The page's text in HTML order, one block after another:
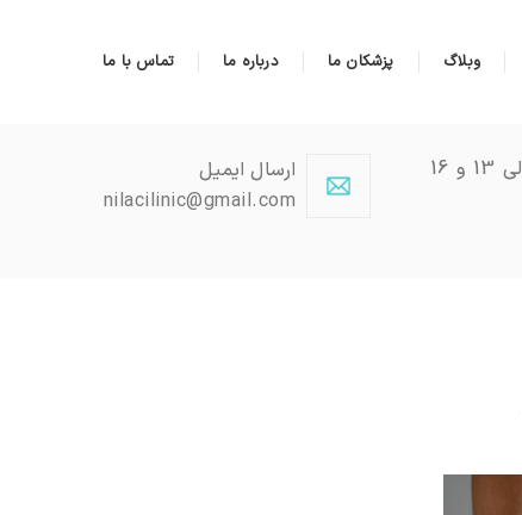
وبلاگ پزشکان ما درباره ما تماس با ما
شنبه تا چهارشنبه 9 الی 13 و 16
ارسال ایمیل
nilacilinic@gmail.com